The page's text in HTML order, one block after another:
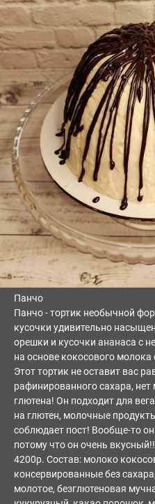
Панчо
Панчо - тортик необычной
кусочки удивительно
орешки и кусочки ананаса с
на основе кокосового
Этот тортик не оставит вас
рафинированного сахара,
глютена! Он подходит для
на глютен, молочные
соблюдает пост! Вообще-то
потому что он очень
4200р. Состав: молоко
консервированные без
молотое, безглютеновая